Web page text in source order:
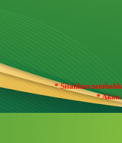
* Silahkan
* Akan